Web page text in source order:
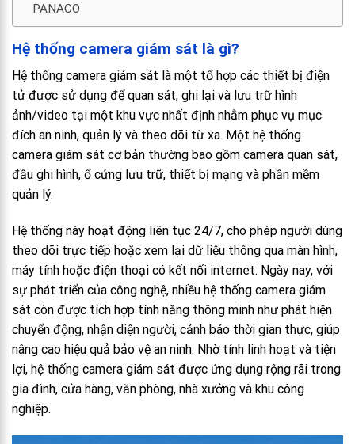
PANACO
Hệ thống camera giám sát là gì?
Hệ thống camera giám sát là một tổ hợp các thiết bị điện
tử được sử dụng để quan sát, ghi lại và lưu trữ hình
ảnh/video tại một khu vực nhất định nhằm phục vụ mục
đích an ninh, quản lý và theo dõi từ xa. Một hệ thống
camera giám sát cơ bản thường bao gồm camera quan sát,
đầu ghi hình, ổ cứng lưu trữ, thiết bị mạng và phần mềm
quản lý.
Hệ thống này hoạt động liên tục 24/7, cho phép người dùng
theo dõi trực tiếp hoặc xem lại dữ liệu thông qua màn hình,
máy tính hoặc điện thoại có kết nối internet. Ngày nay, với
sự phát triển của công nghệ, nhiều hệ thống camera giám
sát còn được tích hợp tính năng thông minh như phát hiện
chuyển động, nhận diện người, cảnh báo thời gian thực, giúp
nâng cao hiệu quả bảo vệ an ninh. Nhờ tính linh hoạt và tiện
lợi, hệ thống camera giám sát được ứng dụng rộng rãi trong
gia đình, cửa hàng, văn phòng, nhà xưởng và khu công
nghiệp.